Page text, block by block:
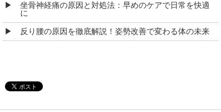
坐骨神経痛の原因と対処法：早めのケアで日常を快適
に
反り腰の原因を徹底解説！姿勢改善で変わる体の未来